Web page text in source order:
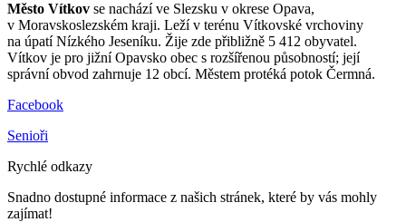
Město Vítkov se nachází ve Slezsku v okrese Opava,
v Moravskoslezském kraji. Leží v terénu Vítkovské vrchoviny
na úpatí Nízkého Jeseníku. Žije zde přibližně 5 412 obyvatel.
Vítkov je pro jižní Opavsko obec s rozšířenou působností; její
správní obvod zahrnuje 12 obcí. Městem protéká potok Čermná.
Facebook
Senioři
Rychlé odkazy
Snadno dostupné informace z našich stránek, které by vás mohly
zajímat!